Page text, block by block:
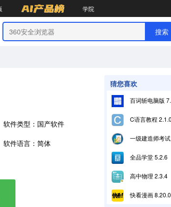
学院
软件类型：国产软件
软件语言：简体
猜您喜欢
百词斩电脑版
C语言教程 2.1.0
一级建造师考
全品学堂 5.2.6
高中物理 2.3.4
快看漫画 8.20.0